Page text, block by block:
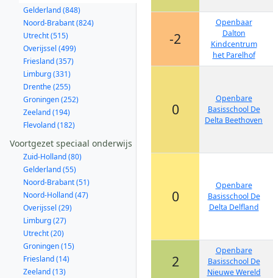
Gelderland (848)
Noord-Brabant (824)
Utrecht (515)
Overijssel (499)
Friesland (357)
Limburg (331)
Drenthe (255)
Groningen (252)
Zeeland (194)
Flevoland (182)
Voortgezet speciaal onderwijs
Zuid-Holland (80)
Gelderland (55)
Noord-Brabant (51)
Noord-Holland (47)
Overijssel (29)
Limburg (27)
Utrecht (20)
Groningen (15)
Friesland (14)
Zeeland (13)
-2
Openbaar
Dalton
Kindcentrum
het Parelhof
0
Openbare
Basisschool De
Delta Beethoven
0
Openbare
Basisschool De
Delta Delfland
2
Openbare
Basisschool De
Nieuwe Wereld